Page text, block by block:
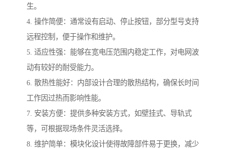
生。
4. 操作简便：通常设有启动、停止按钮，部分型号支持
远程控制，便于操作和维护。
5. 适应性强：能够在宽电压范围内稳定工作，对电网波
动有较好的耐受能力。
6. 散热性能好：内部设计合理的散热结构，确保长时间
工作因过热而影响性能。
7. 安装方便：提供多种安装方式，如壁挂式、导轨式
等，可根据现场条件灵活选择。
8. 维护简单：模块化设计使得故障部件易于更换，减少